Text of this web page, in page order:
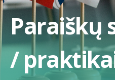
Paraiškų
/